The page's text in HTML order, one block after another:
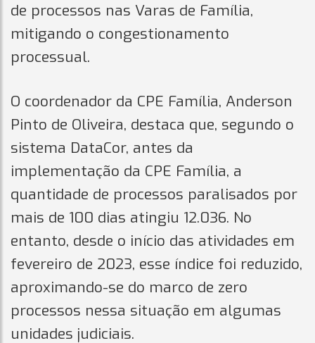
de processos nas Varas de Família,
mitigando o congestionamento
processual.
O coordenador da CPE Família, Anderson
Pinto de Oliveira, destaca que, segundo o
sistema DataCor, antes da
implementação da CPE Família, a
quantidade de processos paralisados por
mais de 100 dias atingiu 12.036. No
entanto, desde o início das atividades em
fevereiro de 2023, esse índice foi reduzido,
aproximando-se do marco de zero
processos nessa situação em algumas
unidades judiciais.